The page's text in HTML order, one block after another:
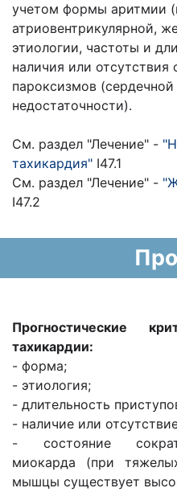
учетом формы аритмии
атриовентрикулярной,
этиологии, частоты и
наличия или
пароксизмов
недостаточности).
См. раздел "Лечение" -
тахикардия" I47.1
См. раздел "Лечение" -
I47.2
Прогностические
тахикардии:
- форма;
- этиология;
- длительность
- наличие или
- состояние
миокарда (при
мышцы существует